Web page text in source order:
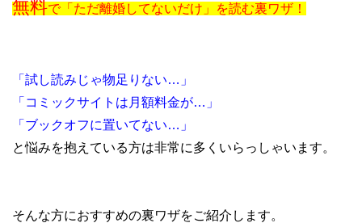
無料で「ただ離婚してないだけ」を読む裏ワザ！
「試し読みじゃ物足りない…」
「コミックサイトは月額料金が…」
「ブックオフに置いてない…」
と悩みを抱えている方は非常に多くいらっしゃいます。
そんな方におすすめの裏ワザをご紹介します。